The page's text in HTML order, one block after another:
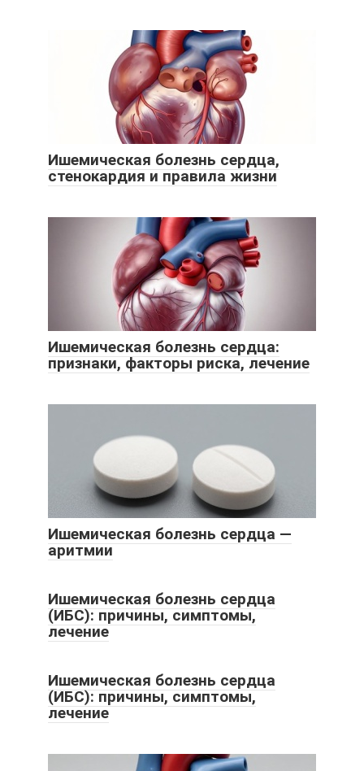
Ишемическая болезнь сердца,
стенокардия и правила жизни
Ишемическая болезнь сердца:
признаки, факторы риска, лечение
Ишемическая болезнь сердца —
аритмии
Ишемическая болезнь сердца
(ИБС): причины, симптомы,
лечение
Ишемическая болезнь сердца
(ИБС): причины, симптомы,
лечение